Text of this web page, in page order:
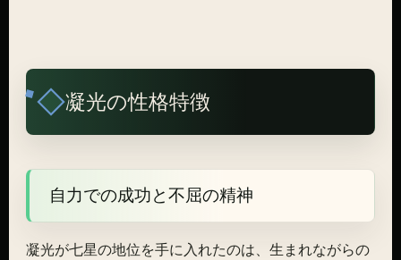
凝光の性格特徴
自力での成功と不屈の精神
凝光が七星の地位を手に入れたのは、生まれながらの